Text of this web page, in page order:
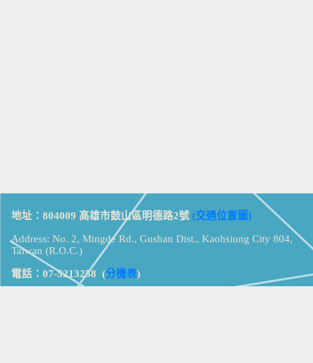
地址：804009 高雄市鼓山區明德路2號 (交通位置圖)
Address: No. 2, Mingde Rd., Gushan Dist., Kaohsiung City 804,
Taiwan (R.O.C.)
電話：07-5213258 (分機表)